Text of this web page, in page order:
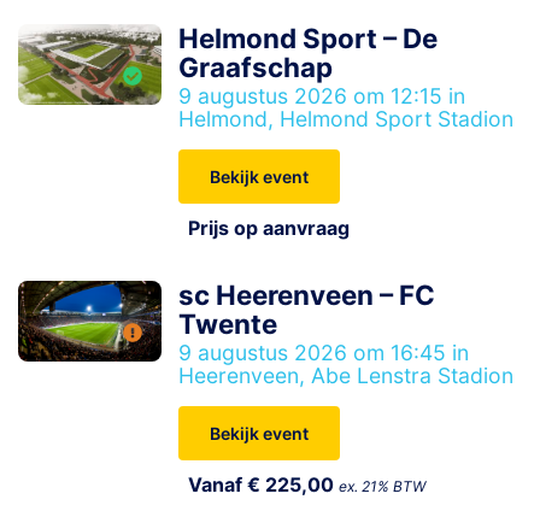
Helmond Sport – De
Graafschap
9 augustus 2026 om 12:15 in
Helmond, Helmond Sport Stadion
Bekijk event
Prijs op aanvraag
sc Heerenveen – FC
Twente
9 augustus 2026 om 16:45 in
Heerenveen, Abe Lenstra Stadion
Bekijk event
Vanaf € 225,00ex. 21% BTW